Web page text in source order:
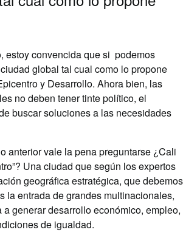
estoy convencida que si podemos
global tal cual como lo propone
y Desarrollo. Ahora bien, las
no deben tener tinte político, el
buscar soluciones a las necesidades
anterior vale la pena preguntarse ¿Cali
Una ciudad que según los expertos
geográfica estratégica, que debemos
la entrada de grandes multinacionales,
generar desarrollo económico, empleo,
de igualdad.